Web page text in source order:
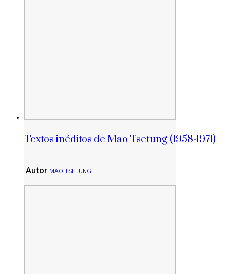
Textos inéditos de Mao Tsetung (1958-1971)
Autor MAO TSETUNG